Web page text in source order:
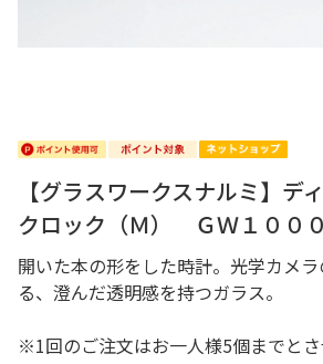
【グラスワークスナルミ】デ
クロック（Ｍ） ＧＷ１００
開いた本の形をした時計。光学カメ
る、澄んだ透明感を持つガラス。
※1回のご注文はお一人様5個までとさ